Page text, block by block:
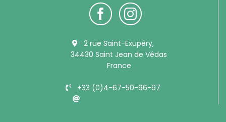
2 rue Saint-Exupéry,
34430 Saint Jean de Védas
France
+33 (0)4-67-50-96-97